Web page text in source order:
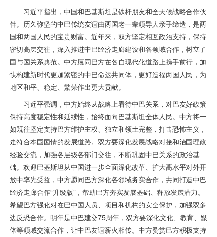
习近平指出，中国和巴基斯坦是铁杆朋友和全天候战略合作伙
伴。历久弥坚的中巴传统友谊由两国老一辈领导人亲手缔造，是两
国和两国人民的宝贵财富。近年来，双方坚定相互政治支持，保持
密切高层交往，深入推进中巴经济走廊建设和各领域合作，树立了
国与国关系典范。中方愿同巴方在各自现代化道路上携手前行，加
快构建新时代更加紧密的中巴命运共同体，更好造福两国人民，为
地区和平、稳定、繁荣作出更大贡献。
习近平强调，中方始终从战略上看待中巴关系，对巴友好政策
保持高度稳定性和延续性，始终面向巴基斯坦全体人民。中方将一
如既往坚定支持巴方维护主权、独立和领土完整，打击恐怖主义，
走符合本国国情的发展道路。双方要深化发展战略对接和治国理政
经验交流，加强各层级各部门交往，不断巩固中巴关系的政治基
础。欢迎巴基斯坦从中国进一步全面深化改革、扩大高水平对外开
放中率先受益，中方愿同巴方深化各领域务实合作，共同打造中巴
经济走廊合作“升级版”，帮助巴方夯实发展基础、释放发展潜力。
希望巴方强化对在巴中国人员、项目和机构的安全保护，加强双多
边反恐合作。明年是中巴建交75周年，双方要深化文化、教育、媒
体等领域交流合作，让中巴友谊薪火相传。中方赞赏巴方积极支持